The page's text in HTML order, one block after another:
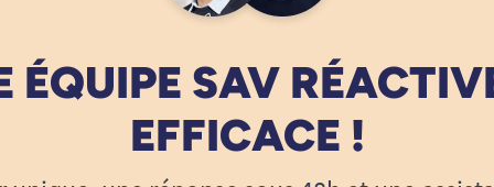
ÉQUIPE SAV
EFFICACE !